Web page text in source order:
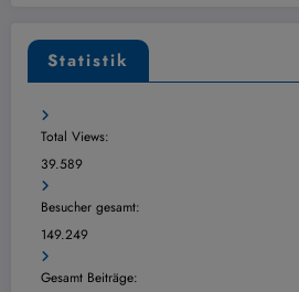
Statistik
Total Views:
39.589
Besucher gesamt:
149.249
Gesamt Beiträge: